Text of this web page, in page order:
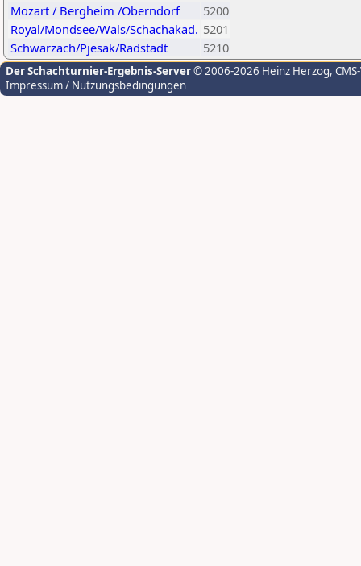
Mozart / Bergheim /Oberndorf
5200
Royal/Mondsee/Wals/Schachakad. 5201
Schwarzach/Pjesak/Radstadt
5210
Der Schachturnier-Ergebnis-Server© 2006-2026 Heinz Herzog,
Impressum / Nutzungsbedingungen